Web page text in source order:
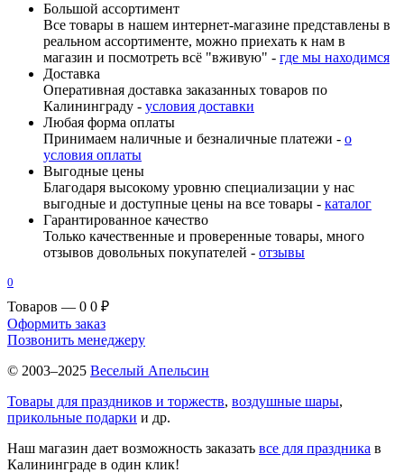
Большой ассортимент
Все товары в нашем интернет-магазине представлены в
реальном ассортименте, можно приехать к нам в
магазин и посмотреть всё "вживую" - где мы находимся
Доставка
Оперативная доставка заказанных товаров по
Калининграду - условия доставки
Любая форма оплаты
Принимаем наличные и безналичные платежи - о
условия оплаты
Выгодные цены
Благодаря высокому уровню специализации у нас
выгодные и доступные цены на все товары - каталог
Гарантированное качество
Только качественные и проверенные товары, много
отзывов довольных покупателей - отзывы
0
Товаров — 0 0 ₽
Оформить заказ
Позвонить менеджеру
© 2003–2025 Веселый Апельсин
Товары для праздников и торжеств, воздушные шары,
прикольные подарки и др.
Наш магазин дает возможность заказать все для праздника в
Калининграде в один клик!